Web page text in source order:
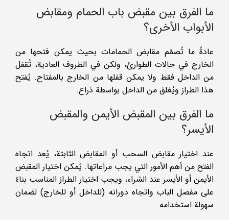
ما الفرق بين مقبض باب الحمام ومقابض
الأبواب الأخرى؟
عادةً ما تُصمّم مقابض الحمامات بحيث يمكن فتحها من
الخارج في حالات الطوارئ، ولكن في الظروف العادية، تُقفل
من الداخل فقط ولا يمكن قفلها من الخارج بالمفتاح. يُفتح
هذا الطراز ويُغلق من الداخل بواسطة ذراع.
ما الفرق بين المقبض الأيمن والمقبض
الأيسر؟
عند اختيار مقابض السحب أو المقابض الثابتة، يُعد اتجاه
الفتح من أهم الأمور التي يجب مراعاتها. يُمكن اختيار المقبض
الأيمن أو الأيسر عند الشراء، ويجب اختيار الطراز المناسب بناءً
على مفصل الباب واتجاه دورانه (للداخل أو للخارج) لضمان
سهولة استخدامه.